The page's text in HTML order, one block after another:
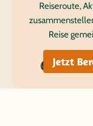
Reiseroute,
Reise
Jetzt